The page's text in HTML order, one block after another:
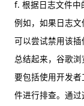
f. 根据日志文件中
例如，如果日志
可以尝试禁用该插
总结起来，谷歌
要包括使用开发
件进行排查。通